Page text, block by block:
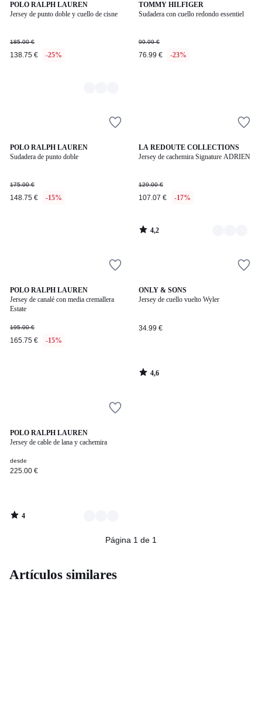
POLO RALPH LAUREN
Jersey de punto doble y cuello de cisne
185.00 €
138.75 € -25%
2
Colores
TOMMY HILFIGER
Sudadera con cuello redondo essentiel
99.99 €
76.99 € -23%
POLO RALPH LAUREN
Sudadera de punto doble
175.00 €
148.75 € -15%
LA REDOUTE COLLECTIONS
Jersey de cachemira Signature ADRIEN
129.00 €
107.07 € -17%
4,2
/ 5
2
Colores
4,2
POLO RALPH LAUREN
Jersey de canalé con media cremallera
Estate
195.00 €
165.75 € -15%
ONLY & SONS
Jersey de cuello vuelto Wyler
34.99 €
4,6
/ 5
4,6
POLO RALPH LAUREN
Jersey de cable de lana y cachemira
desde
225.00 €
4
/
2
Colores
4
Página 1 de 1
Artículos similares